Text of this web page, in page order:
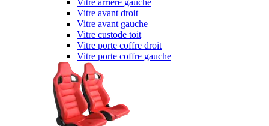
Vitre arrière gauche
Vitre avant droit
Vitre avant gauche
Vitre custode toit
Vitre porte coffre droit
Vitre porte coffre gauche